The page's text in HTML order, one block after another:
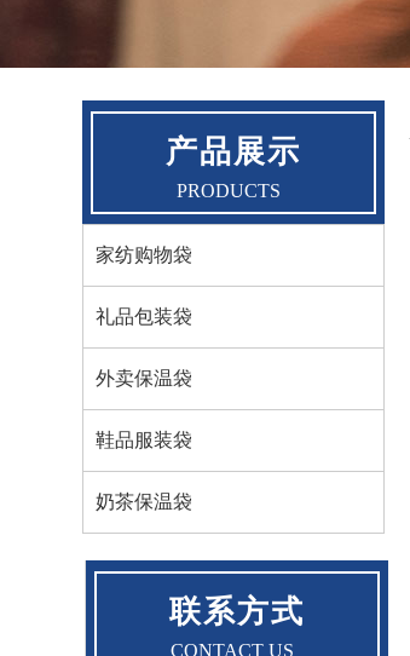
产品展示
PRODUCTS
家纺购物袋
礼品包装袋
外卖保温袋
鞋品服装袋
奶茶保温袋
CONTACT US
联系方式